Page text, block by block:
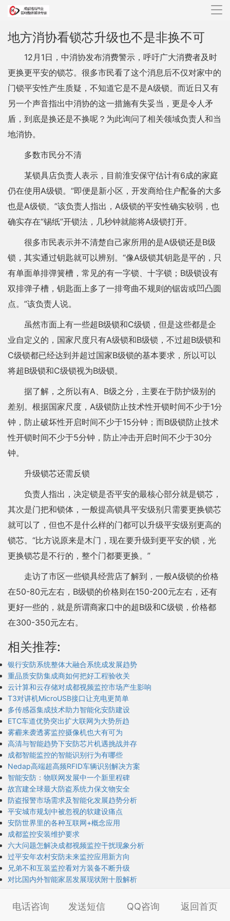
导
地方消协看锁芯升级也不是非换不可
12月1日，中消协发布消费警示，呼吁广大消费者及时
更换更平安的锁芯。很多市民看了这个消息后不仅对家中的
门锁平安性产生质疑，不知道它是不是A级锁。而近日又有
另一个声音指出中消协的这一措施有失妥当，更是令人矛
盾，到底是换还是不换呢？为此询问了相关领域负责人和当
地消协。
多数市民分不清
某锁具店负责人表示，目前淮安保守估计有6成的家庭
仍在使用A级锁。“即便是新小区，开发商给住户配备的大多
也是A级锁。”该负责人指出，A级锁的平安性确实较弱，也
确实存在“锡纸”开锁法，几秒钟就能将A级锁打开。
很多市民表示并不清楚自己家所用的是A级锁还是B级
锁，其实通过钥匙就可以辨别。“像A级锁其钥匙是平的，只
有单面单排弹簧槽，常见的有一字锁、十字锁；B级锁设有
双排弹子槽，钥匙面上多了一排弯曲不规则的锯齿或凹凸圆
点。”该负责人说。
虽然市面上有一些超B级锁和C级锁，但是这些都是企
业自定义的，国家尺度只有A级锁和B级锁，不过超B级锁和
C级锁都已经达到并超过国家B级锁的基本要求，所以可以
将超B级锁和C级锁视为B级锁。
据了解，之所以有A、B级之分，主要在于防护级别的
差别。根据国家尺度，A级锁防止技术性开锁时间不少于1分
钟，防止破坏性开启时间不少于15分钟；而B级锁防止技术
性开锁时间不少于5分钟，防止冲击开启时间不少于30分
钟。
升级锁芯还需反锁
负责人指出，决定锁是否平安的最核心部分就是锁芯，
其次是门把和锁体，一般提高锁具平安级别只需要更换锁芯
就可以了，但也不是什么样的门都可以升级平安级别更高的
锁芯。“比方说原来是木门，现在要升级到更平安的锁，光
更换锁芯是不行的，整个门都要更换。”
走访了市区一些锁具经营店了解到，一般A级锁的价格
在50-80元左右，B级锁的价格则在150-200元左右，还有
更好一些的，就是所谓商家口中的超B级和C级锁，价格都
在300-350元左右。
相关推荐:
银行安防系统整体大融合系统成发展趋势
重品质安防集成商如何把好工程验收关
云计算和云存储对成都视频监控市场产生影响
T3对讲机MicroUSB接口让充电更简单
多传感器集成技术助力智能化安防建设
ETC车道优势突出扩大联网为大势所趋
雾霾来袭透雾监控摄像机也大有可为
高清与智能趋势下安防芯片机遇挑战并存
成都智能监控的智能识别行为有哪些
Nedap高端超高频RFID车辆识别解决方案
智能安防：物联网发展中一个新里程碑
故宫建全球最大防盗系统力保文物安全
防盗报警市场需求及智能化发展趋势分析
平安城市规划中被忽视的软建设痛点
安防世界里的各种互联网+概念应用
成都监控安装维护要求
六大问题怎解决成都视频监控干扰现象分析
过平安年农村安防未来监控应用新方向
兄弟不和互装监控看对方装备不断升级
对比国内外智能家居发展现状附十股解析
电话咨询 发送短信 QQ咨询 返回首页